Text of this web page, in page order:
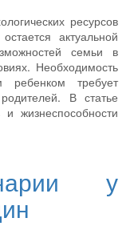
ресурсов
актуальной
семьи в
Необходимость
требует
В статье
жизнеспособности
у